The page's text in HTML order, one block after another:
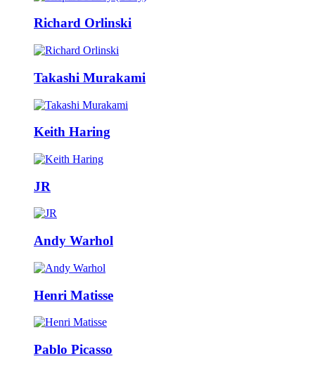
Richard Orlinski
Takashi Murakami
Keith Haring
JR
Andy Warhol
Henri Matisse
Pablo Picasso